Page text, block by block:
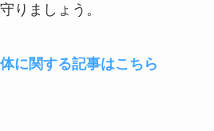
りましょう。
に関する記事はこちら